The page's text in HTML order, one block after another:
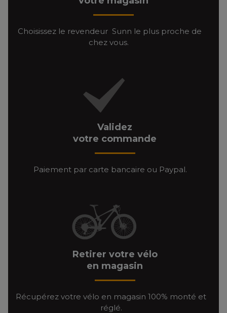
Choisissez le revendeur Sunn le plus proche de
chez vous.
Validez
votre commande
Paiement par carte bancaire ou Paypal.
Retirer votre vélo
en magasin
Récupérez votre vélo en magasin 100% monté et
réglé.